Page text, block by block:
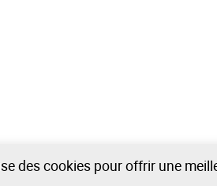
des cookies pour offrir une